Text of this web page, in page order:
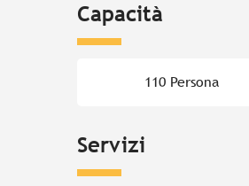
Capacità
110 Persona
Servizi